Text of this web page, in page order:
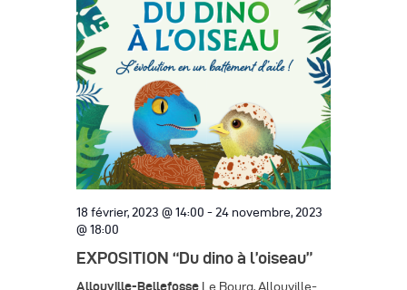
e
r
h
e
e
n
g
a
t
i
o
n
d
e
v
c
t
i
o
n
n
e
z
u
n
e
d
18 février, 2023 @ 14:00 - 24 novembre, 2023
@ 18:00
EXPOSITION “Du dino à l’oiseau”
Allouville-Bellefosse Le Bourg, Allouville-